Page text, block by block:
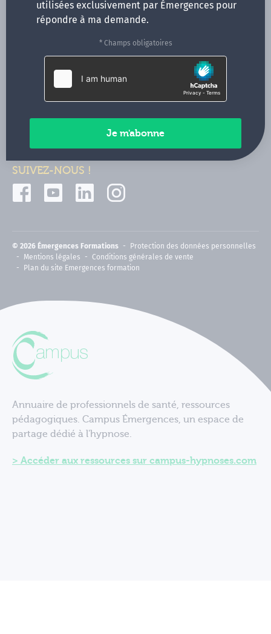
utilisées exclusivement par Émergences pour
répondre à ma demande.
* Champs obligatoires
CONTACT
35000 Rennes
02 99 05 25 47
Contactez-nous
Paiements sécurisés
SUIVEZ-NOUS !
© 2026 Émergences Formations
Protection des données personnelles
Mentions légales
Conditions générales de vente
Plan du site Emergences formation
Annuaire de professionnels de santé, ressources
pédagogiques. Campus Émergences, un espace de
partage dédié à l'hypnose.
Accéder aux ressources sur campus-hypnoses.com